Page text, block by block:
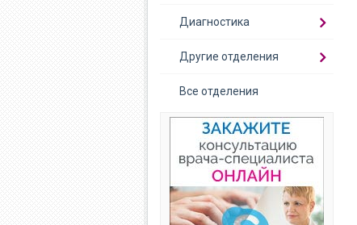
Диагностика
Другие отделения
Все отделения